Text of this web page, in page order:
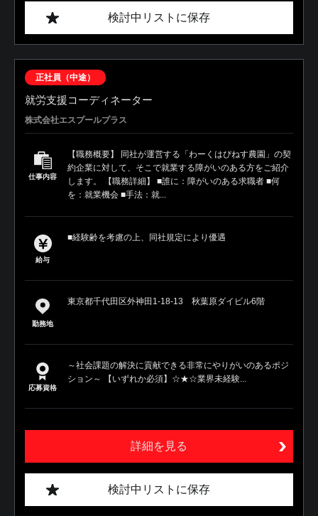
検討中リストに保存
正社員（中途）
就労支援コーディネーター
株式会社エスプールプラス
仕事内容
【職務概要】 同社が運営する「わーくはぴねす農園」の契
約企業に対して、そこで就業する障がいのある方をご紹介
します。 【職務詳細】 ■誰に：障がいのある求職者 ■何
を：就業機会 ■手法：就...
給与
■経験齢を考慮の上、同社規定により優遇
勤務地
東京都千代田区外神田1-18-13 秋葉原ダイビル6階
応募資格
～社会課題の解決に貢献できる非常にやりがいのあるポジ
ション～ 【いずれか必須】☆★☆業界未経験...
詳細を見る
検討中リストに保存